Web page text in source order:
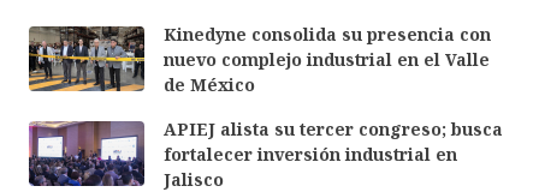
Kinedyne consolida su presencia con
nuevo complejo industrial en el Valle
de México
APIEJ alista su tercer congreso; busca
fortalecer inversión industrial en
Jalisco